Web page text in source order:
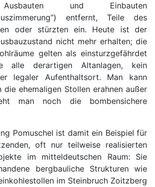
und Einbauten
entfernt, Teile des
oder stürzten ein. Heute ist der
nicht mehr erhalten; die
gelten als einsturzgefährdet
alle derartigen Altanlagen, kein
legaler Aufenthaltsort. Man kann
ehemaligen Stollen erahnen außer
man noch die bombensichere
Pomuschel ist damit ein Beispiel für
oft nur teilweise realisierten
im mitteldeutschen Raum: Sie
bergbauliche Strukturen wie
im Steinbruch Zoitzberg